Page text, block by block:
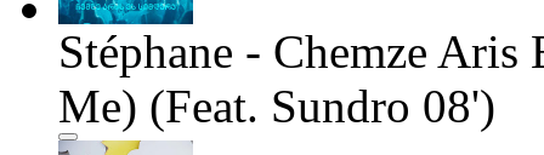
Stéphane - Chemze
Me) (Feat. Sundro 08')